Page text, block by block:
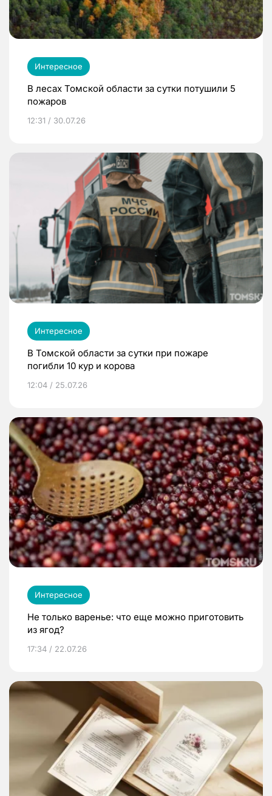
Интересное
В лесах Томской области за сутки потушили 5
пожаров
12:31 / 30.07.26
Интересное
В Томской области за сутки при пожаре
погибли 10 кур и корова
12:04 / 25.07.26
Интересное
Не только варенье: что еще можно приготовить
из ягод?
17:34 / 22.07.26